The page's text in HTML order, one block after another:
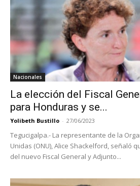
Nacionales
La elección del Fiscal
para Honduras y se...
Yolibeth Bustillo - 27/06/2023
Tegucigalpa.- La representante de la
Unidas (ONU), Alice Shackelford, señaló
del nuevo Fiscal General y Adjunto...